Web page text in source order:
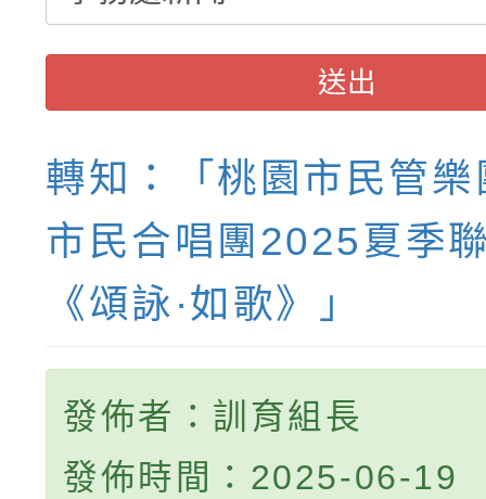
送出
轉知：「桃園市民管
市民合唱團2025夏季
《頌詠·如歌》」
發佈者：訓育組長
發佈時間：2025-06-19